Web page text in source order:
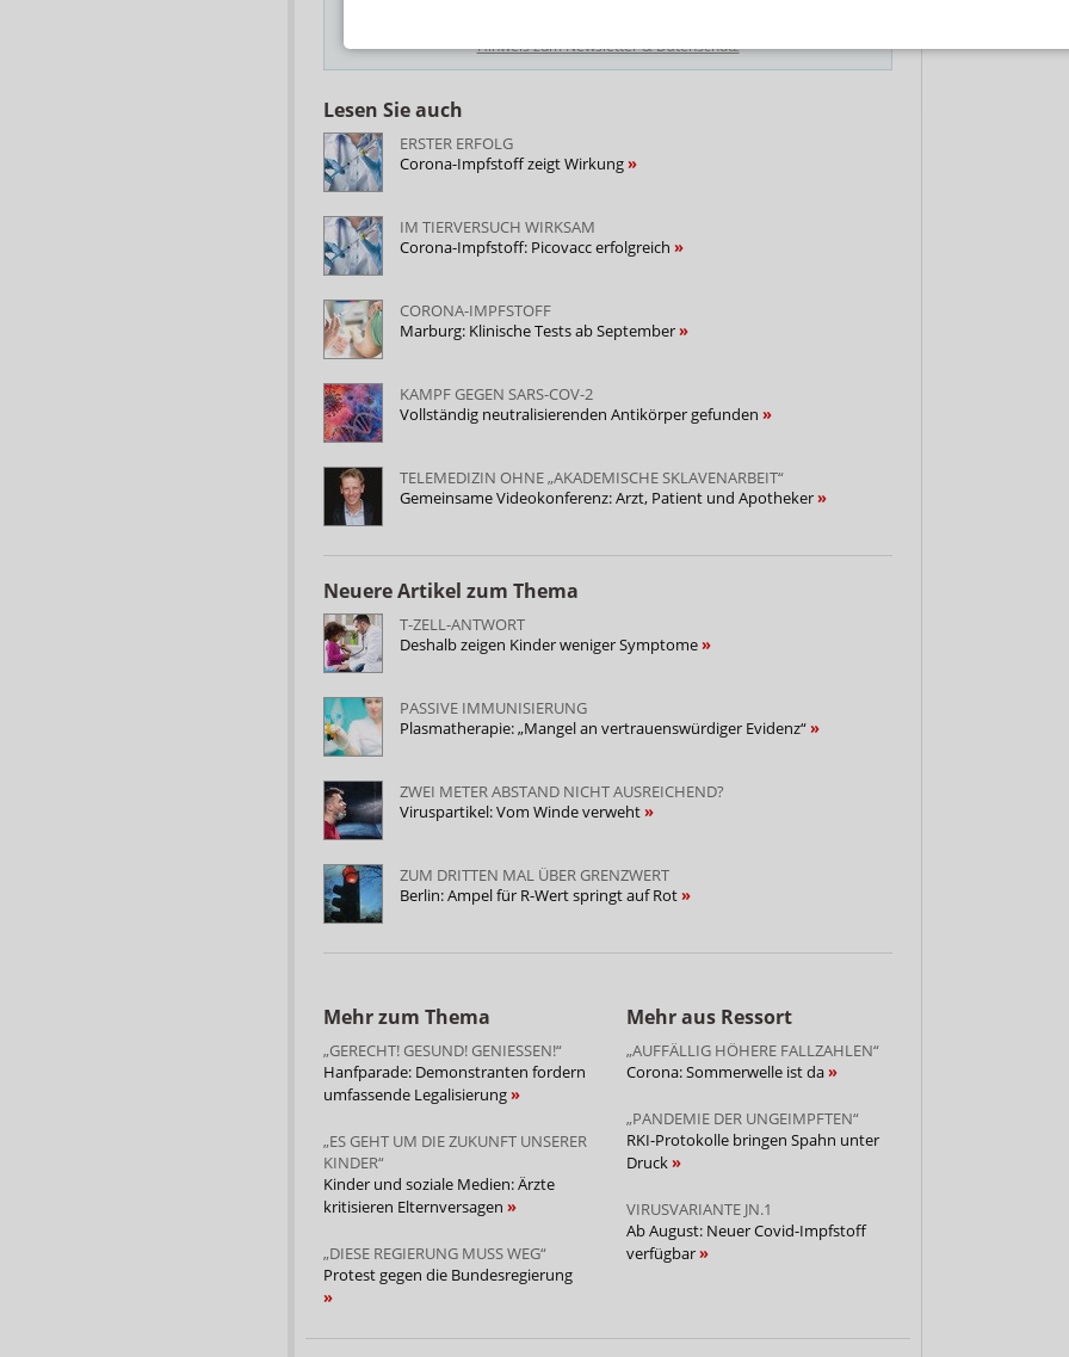
Hinweis zum Newsletter & Datenschutz
Lesen Sie auch
ERSTER ERFOLG
Corona-Impfstoff zeigt Wirkung
IM TIERVERSUCH WIRKSAM
Corona-Impfstoff: Picovacc erfolgreich
CORONA-IMPFSTOFF
Marburg: Klinische Tests ab September
KAMPF GEGEN SARS-COV-2
Vollständig neutralisierenden Antikörper gefunden
TELEMEDIZIN OHNE „AKADEMISCHE SKLAVENARBEIT“
Gemeinsame Videokonferenz: Arzt, Patient und Apotheker
Neuere Artikel zum Thema
T-ZELL-ANTWORT
Deshalb zeigen Kinder weniger Symptome
PASSIVE IMMUNISIERUNG
Plasmatherapie: „Mangel an vertrauenswürdiger Evidenz“
ZWEI METER ABSTAND NICHT AUSREICHEND?
Viruspartikel: Vom Winde verweht
ZUM DRITTEN MAL ÜBER GRENZWERT
Berlin: Ampel für R-Wert springt auf Rot
Mehr zum Thema
„GERECHT! GESUND! GENIESSEN!“
Hanfparade: Demonstranten fordern
umfassende Legalisierung
„ES GEHT UM DIE ZUKUNFT UNSERER
KINDER“
Kinder und soziale Medien: Ärzte
kritisieren Elternversagen
„DIESE REGIERUNG MUSS WEG“
Protest gegen die Bundesregierung
Mehr aus Ressort
„AUFFÄLLIG HÖHERE FALLZAHLEN“
Corona: Sommerwelle ist da
„PANDEMIE DER UNGEIMPFTEN“
RKI-Protokolle bringen Spahn unter
Druck
VIRUSVARIANTE JN.1
Ab August: Neuer Covid-Impfstoff
verfügbar